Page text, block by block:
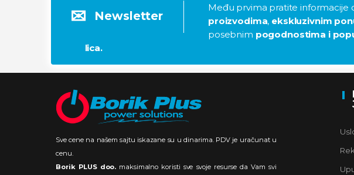
Newsletter
Među prvima pratite informacije
proizvodima, ekskluzivnim
posebnim pogodnostima i
lica.
Sve cene na našem sajtu iskazane su u dinarima. PDV je uračunat u
cenu.
Borik PLUS doo. maksimalno koristi sve svoje resurse da Vam svi